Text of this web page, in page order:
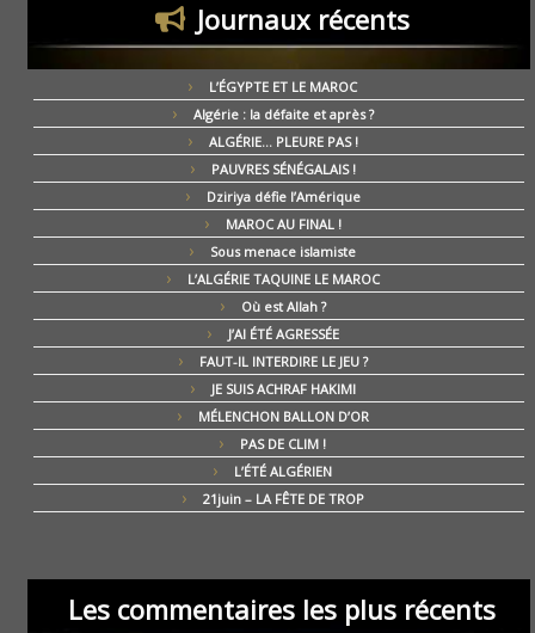
Journaux récents
L’ÉGYPTE ET LE MAROC
Algérie : la défaite et après ?
ALGÉRIE… PLEURE PAS !
PAUVRES SÉNÉGALAIS !
Dziriya défie l’Amérique
MAROC AU FINAL !
Sous menace islamiste
L’ALGÉRIE TAQUINE LE MAROC
Où est Allah ?
J’AI ÉTÉ AGRESSÉE
FAUT-IL INTERDIRE LE JEU ?
JE SUIS ACHRAF HAKIMI
MÉLENCHON BALLON D’OR
PAS DE CLIM !
L’ÉTÉ ALGÉRIEN
21juin – LA FÊTE DE TROP
Les commentaires les plus récents